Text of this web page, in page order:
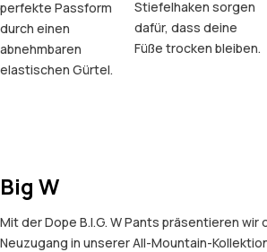
perfekte Passform
durch einen
abnehmbaren
elastischen Gürtel.
Stiefelhaken sorgen
dafür, dass deine
Füße trocken bleiben.
Big W
Mit der Dope B.I.G. W Pants präsentieren wir
Neuzugang in unserer All-Mountain-